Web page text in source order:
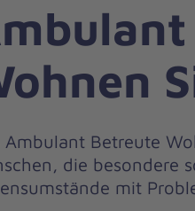
Ambulant Betreute
die besondere
mit